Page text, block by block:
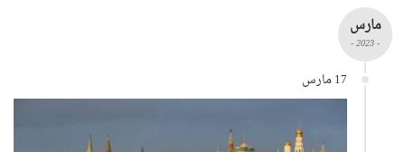
مارس
- 2023 -
17 مارس